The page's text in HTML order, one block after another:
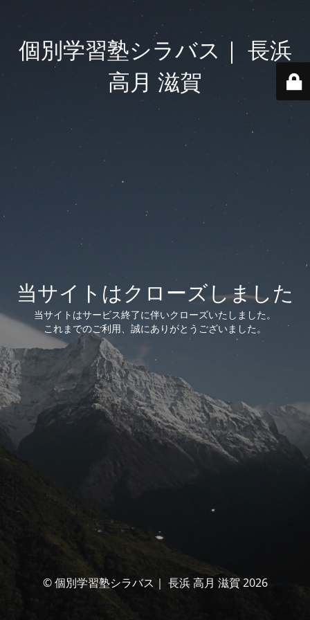
個別学習塾シラバス｜ 長浜
高月 滋賀
当サイトはクローズしました
当サイトはサービス終了に伴いクローズいたしました。
これまでのご利用、誠にありがとうございました。
© 個別学習塾シラバス｜ 長浜 高月 滋賀 2026